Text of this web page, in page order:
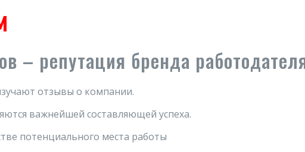
– репутация бренда
отзывы о компании.
важнейшей составляющей успеха.
потенциального места работы